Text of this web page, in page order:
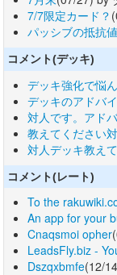
7/7限定カード？
パッシブの抵抗値
コメント(デッキ)
デッキ強化で悩
デッキのアドバ
対人です。アド
教えてください
対人デッキ教え
コメント(レート)
To the
An app for your
Cnaqsmoi opher
LeadsFly.biz -
Dszqxbmfe(12/